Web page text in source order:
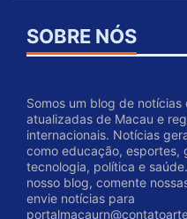
SOBRE NÓS
Somos um blog de notícias
atualizadas de Macau e
internacionais. Notícias
como educação, esportes,
tecnologia, política e
nosso blog, comente
envie notícias para